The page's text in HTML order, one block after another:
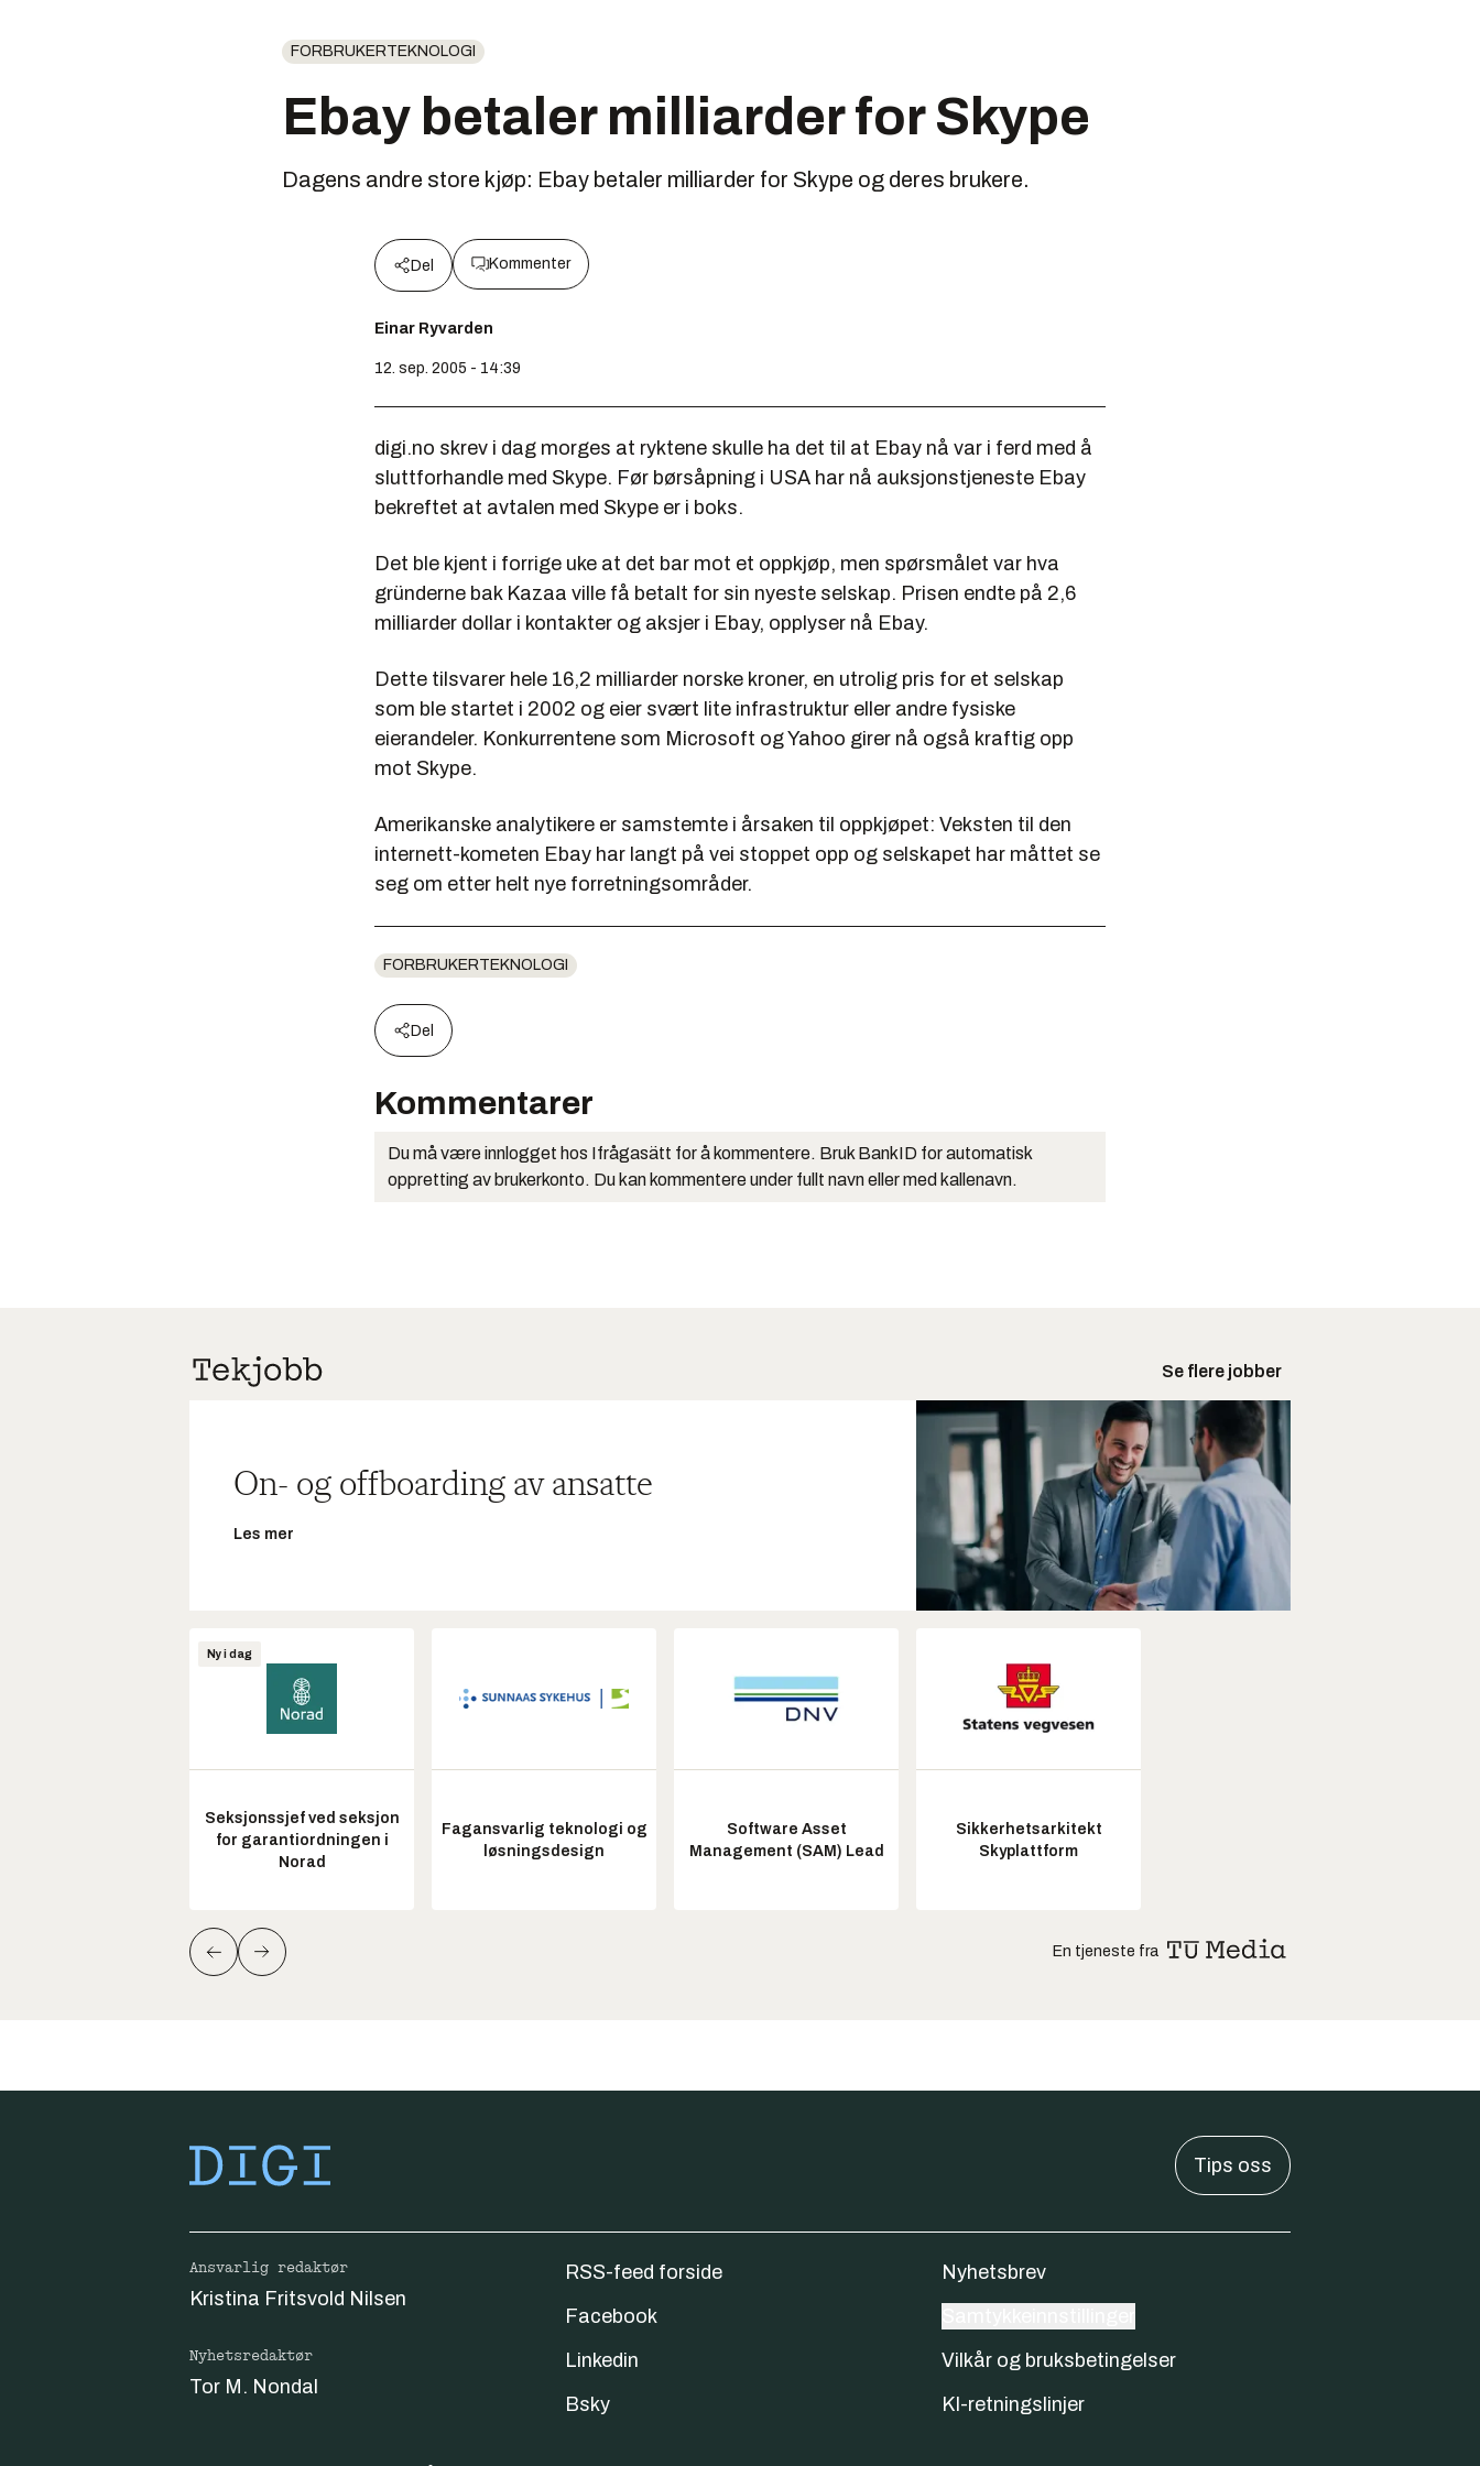
FORBRUKERTEKNOLOGI
Ebay betaler milliarder for Skype
Dagens andre store kjøp: Ebay betaler milliarder for Skype og deres brukere.
Del Kommenter
Einar Ryvarden
12. sep. 2005 - 14:39
digi.no skrev i dag morges at ryktene skulle ha det til at Ebay nå var i ferd med å
sluttforhandle med Skype. Før børsåpning i USA har nå auksjonstjeneste Ebay
bekreftet at avtalen med Skype er i boks.
Det ble kjent i forrige uke at det bar mot et oppkjøp, men spørsmålet var hva
gründerne bak Kazaa ville få betalt for sin nyeste selskap. Prisen endte på 2,6
milliarder dollar i kontakter og aksjer i Ebay, opplyser nå Ebay.
Dette tilsvarer hele 16,2 milliarder norske kroner, en utrolig pris for et selskap
som ble startet i 2002 og eier svært lite infrastruktur eller andre fysiske
eierandeler. Konkurrentene som Microsoft og Yahoo girer nå også kraftig opp
mot Skype.
Amerikanske analytikere er samstemte i årsaken til oppkjøpet: Veksten til den
internett-kometen Ebay har langt på vei stoppet opp og selskapet har måttet se
seg om etter helt nye forretningsområder.
FORBRUKERTEKNOLOGI
Del
Kommentarer
Du må være innlogget hos Ifrågasätt for å kommentere. Bruk BankID for automatisk
oppretting av brukerkonto. Du kan kommentere under fullt navn eller med kallenavn.
Se flere jobber
On- og offboarding av ansatte
Les mer
Ny i dag
Seksjonssjef ved seksjon
for garantiordningen i
Norad
Fagansvarlig teknologi og
løsningsdesign
Software Asset
Management (SAM) Lead
Sikkerhetsarkitekt
Skyplattform
En tjeneste fra
Tips oss
Ansvarlig redaktør
Kristina Fritsvold Nilsen
Nyhetsredaktør
Tor M. Nondal
RSS-feed forside
Facebook
Linkedin
Bsky
Nyhetsbrev
Vilkår og bruksbetingelser
KI-retningslinjer